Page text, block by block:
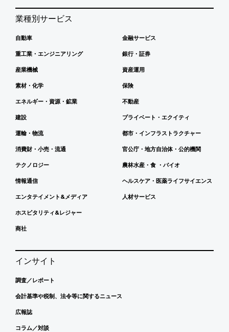
業種別サービス
自動車
重工業・エンジニアリング
産業機械
素材・化学
エネルギー・資源・鉱業
建設
運輸・物流
消費財・小売・流通
テクノロジー
情報通信
エンタテイメント&メディア
ホスピタリティ&レジャー
商社
金融サービス
銀行・証券
資産運用
保険
不動産
プライベート・エクイティ
都市・インフラストラクチャー
官公庁・地方自治体・公的機関
農林水産・食 ・バイオ
ヘルスケア・医薬ライフサイエンス
人材サービス
インサイト
調査／レポート
会計基準や税制、法令等に関するニュース
広報誌
コラム／対談